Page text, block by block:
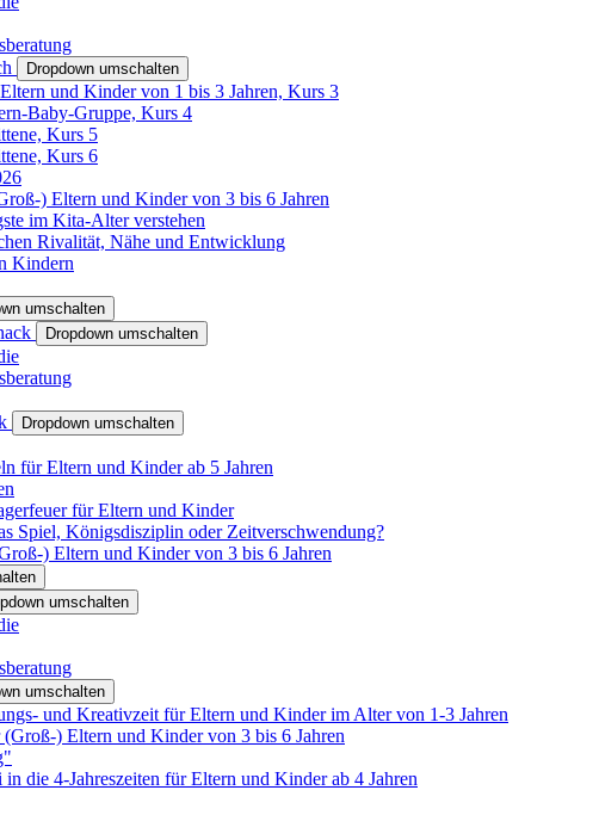
Dropdown umschalten
und Kinder von 1 bis 3 Jahren, Kurs 3
Baby-Gruppe, Kurs 4
Kurs 5
Kurs 6
) Eltern und Kinder von 3 bis 6 Jahren
im Kita-Alter verstehen
Rivalität, Nähe und Entwicklung
Kindern
umschalten
Dropdown umschalten
Dropdown umschalten
für Eltern und Kinder ab 5 Jahren
für Eltern und Kinder
Spiel, Königsdisziplin oder Zeitverschwendung?
) Eltern und Kinder von 3 bis 6 Jahren
umschalten
umschalten
und Kreativzeit für Eltern und Kinder im Alter von 1-3 Jahren
) Eltern und Kinder von 3 bis 6 Jahren
die 4-Jahreszeiten für Eltern und Kinder ab 4 Jahren